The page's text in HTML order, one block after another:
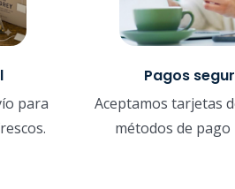
para
Pagos
Aceptamos tarjetas
métodos de pago